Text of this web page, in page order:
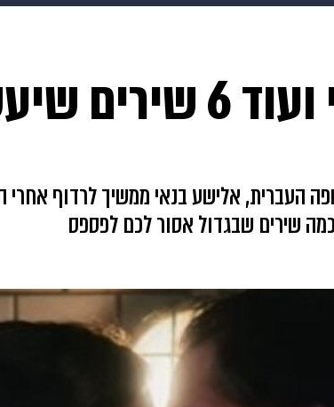
מתכונים פרויקטים מיוחדים
אלישע בנאי, ג'ימבו ג'יי
העברית, אלישע בנאי ממשיך לרדוף
שירים שבגדול אסור לכם לפספס